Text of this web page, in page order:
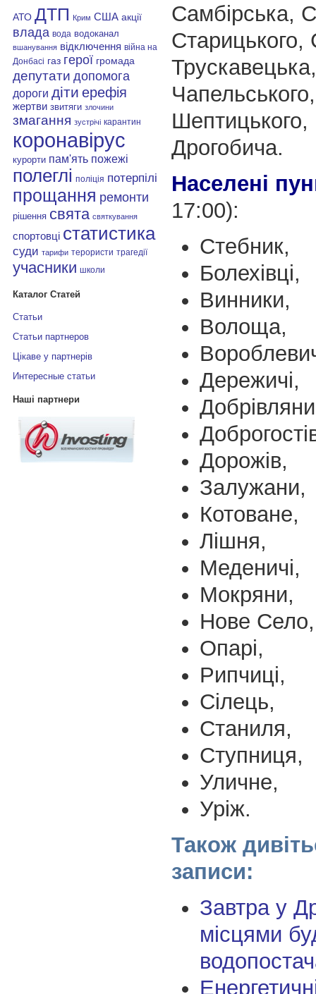
АТО ДТП Крим США акції
влада вода водоканал
вшанування відключення війна на
Донбасі газ герої громада
депутати допомога
дороги діти ерефія
жертви звитяги злочини
змагання зустрічі карантин
коронавірус
курорти пам'ять пожежі
полеглі поліція потерпілі
прощання ремонти
рішення свята святкування
спортовці статистика
суди тарифи терористи трагедії
учасники школи
Каталог Статей
Статьи
Статьи партнеров
Цікаве у партнерів
Интересные статьи
Наші партнери
Самбірська,
Старицького,
Трускавецька,
Чапельського,
Дрогобича.
Населені
17:00):
Стебник,
Болехівці,
Винники,
Волоща,
Дережичі,
Дорожів,
Залужани,
Котоване,
Лішня,
Меденичі,
Мокряни,
Нове Село,
Опарі,
Рипчиці,
Сілець,
Станиля,
Ступниця,
Уличне,
Уріж.
Також
записи:
Завтра у
місцями